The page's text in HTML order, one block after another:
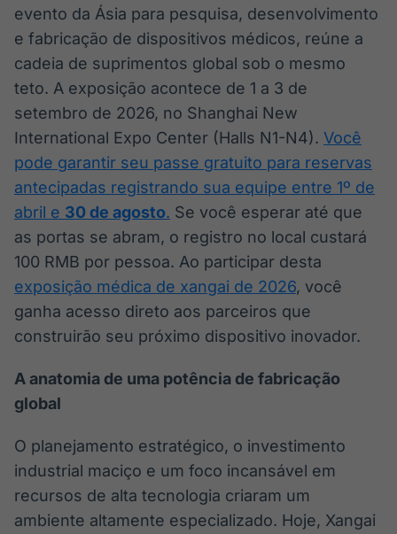
Wallboard
Conteúdos e
dados para
displays e telas
Curadoria
Curadoria de
conteúdos
noticiosos
Soluções de
Tecnologia
Broadcast
Radar
Monitoramento
inteligente de
notícias e
conteúdos
Broadcast
Fundos
A melhor
plataforma para
analisar fundos
de investimento
no Brasil
IA
Em breve
BroadFast
Em breve
Em breve
Tokenização
Crédito
evento da Ásia para pesquisa, desenvolvimento
e fabricação de dispositivos médicos, reúne a
cadeia de suprimentos global sob o mesmo
teto. A exposição acontece de 1 a 3 de
setembro de 2026, no Shanghai New
International Expo Center (Halls N1-N4). Você
pode garantir seu passe gratuito para reservas
antecipadas registrando sua equipe entre 1º de
abril e 30 de agosto. Se você esperar até que
as portas se abram, o registro no local custará
100 RMB por pessoa. Ao participar desta
exposição médica de xangai de 2026, você
ganha acesso direto aos parceiros que
construirão seu próximo dispositivo inovador.
A anatomia de uma potência de fabricação
global
O planejamento estratégico, o investimento
industrial maciço e um foco incansável em
recursos de alta tecnologia criaram um
ambiente altamente especializado. Hoje, Xangai